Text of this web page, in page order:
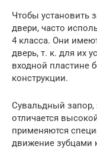
Чтобы установить
двери, часто
4 класса. Они
дверь, т. к. для их
входной пластине
конструкции.
Сувальдный
отличается
применяются
движение зубцами